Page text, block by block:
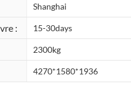
Shanghai
: 15-30days
2300kg
4270*1580*1936